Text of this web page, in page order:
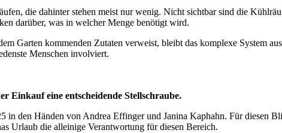
die dahinter stehen meist nur wenig. Nicht sichtbar sind die
darüber, was in welcher Menge benötigt wird.
Garten kommenden Zutaten verweist, bleibt das komplexe System
Menschen involviert.
Einkauf eine entscheidende Stellschraube.
in den Händen von Andrea Effinger und Janina Kaphahn. Für diesen
Urlaub die alleinige Verantwortung für diesen Bereich.